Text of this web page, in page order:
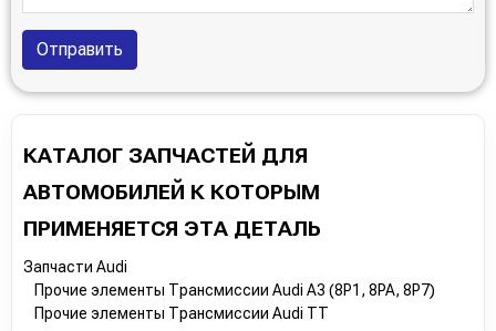
Отправить
КАТАЛОГ ЗАПЧАСТЕЙ ДЛЯ
АВТОМОБИЛЕЙ К КОТОРЫМ
ПРИМЕНЯЕТСЯ ЭТА ДЕТАЛЬ
Запчасти Audi
Прочие элементы Трансмиссии Audi A3 (8P1, 8PA, 8P7)
Прочие элементы Трансмиссии Audi TT